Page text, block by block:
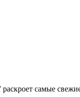
самые